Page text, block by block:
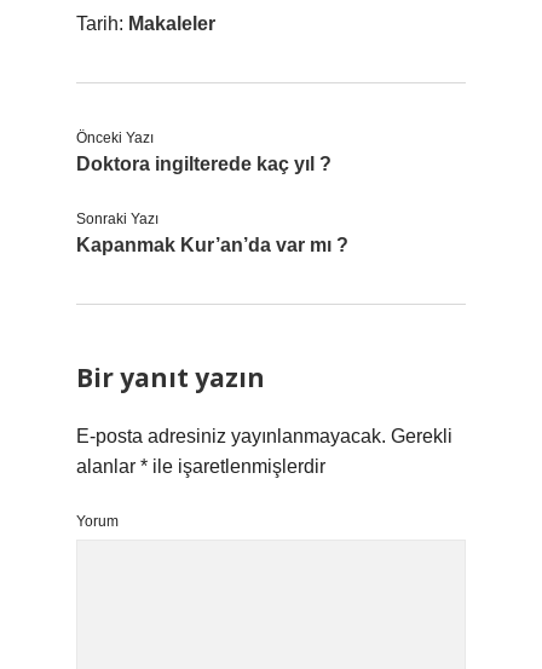
Tarih: Makaleler
Önceki Yazı
Doktora ingilterede kaç yıl ?
Sonraki Yazı
Kapanmak Kur’an’da var mı ?
Bir yanıt yazın
E-posta adresiniz yayınlanmayacak. Gerekli
alanlar * ile işaretlenmişlerdir
Yorum